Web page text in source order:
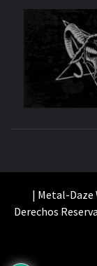
| Metal-Daze
Derechos